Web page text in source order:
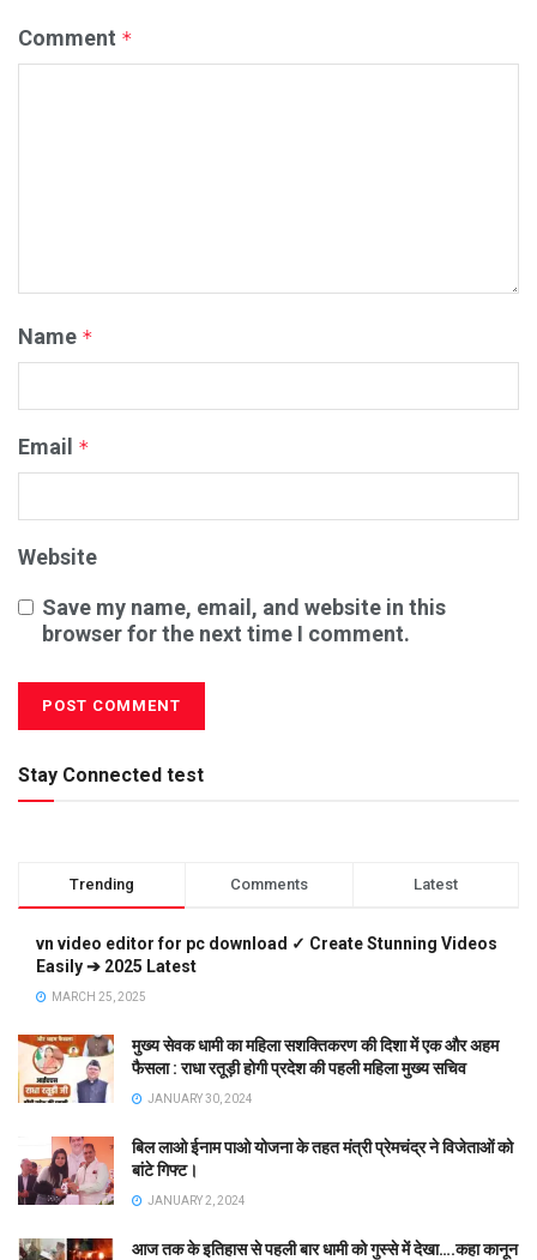
Comment *
Name *
Email *
Website
Save my name, email, and website in this
browser for the next time I comment.
Stay Connected test
Trending Comments Latest
vn video editor for pc download ✓ Create Stunning Videos
Easily ➔ 2025 Latest
MARCH 25, 2025
मुख्य सेवक धामी का महिला सशक्तिकरण की दिशा में एक और अहम
फैसला : राधा रतूड़ी होगी प्रदेश की पहली महिला मुख्य सचिव
JANUARY 30, 2024
बिल लाओ ईनाम पाओ योजना के तहत मंत्री प्रेमचंद्र ने विजेताओं को
बांटे गिफ्ट।
JANUARY 2, 2024
आज तक के इतिहास से पहली बार धामी को गुस्से में देखा….कहा कानून